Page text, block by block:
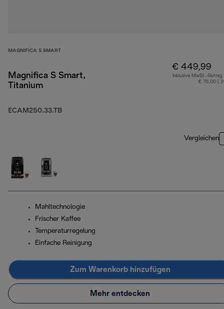
MAGNIFICA S SMART
Magnifica S Smart,
Titanium
ECAM250.33.TB
€ 449,99
Inklusive MwSt.-Betrag
€ 75,00 (
Vergleichen
Mahltechnologie
Frischer Kaffee
Temperaturregelung
Einfache Reinigung
Zum Warenkorb hinzufügen
Mehr entdecken